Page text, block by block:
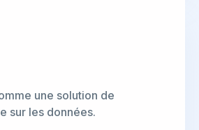
une solution de
sur les données.